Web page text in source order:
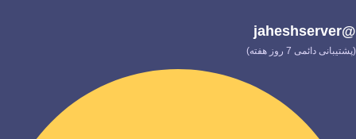
@jaheshserver
(پشتیبانی دائمی 7 روز هفته)